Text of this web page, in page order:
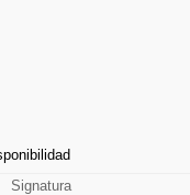
Signatura